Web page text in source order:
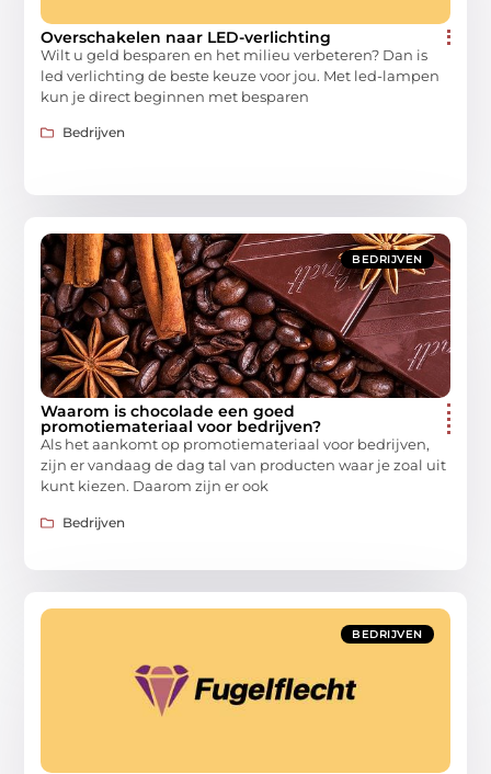
Overschakelen naar LED-verlichting
Wilt u geld besparen en het milieu verbeteren? Dan is
led verlichting de beste keuze voor jou. Met led-lampen
kun je direct beginnen met besparen
Bedrijven
BEDRIJVEN
Waarom is chocolade een goed
promotiemateriaal voor bedrijven?
Als het aankomt op promotiemateriaal voor bedrijven,
zijn er vandaag de dag tal van producten waar je zoal uit
kunt kiezen. Daarom zijn er ook
Bedrijven
BEDRIJVEN